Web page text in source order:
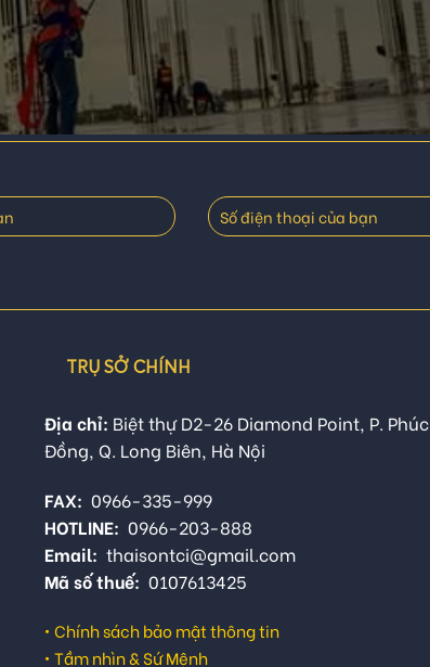
TRỤ SỞ CHÍNH
Địa chỉ: Biệt thự D2-26 Diamond Point, P. Phúc
Đồng, Q. Long Biên, Hà Nội
FAX: 0966-335-999
HOTLINE: 0966-203-888
Email: thaisontci@gmail.com
Mã số thuế: 0107613425
• Chính sách bảo mật thông tin
• Tầm nhìn & Sứ Mệnh